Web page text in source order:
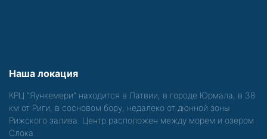
Наша локация
КРЦ "Яункемери" находится в Латвии, в городе Юрмала, в 38
км от Риги, в сосновом бору, недалеко от дюнной зоны
Рижского залива. Центр расположен между морем и озером
Слока.